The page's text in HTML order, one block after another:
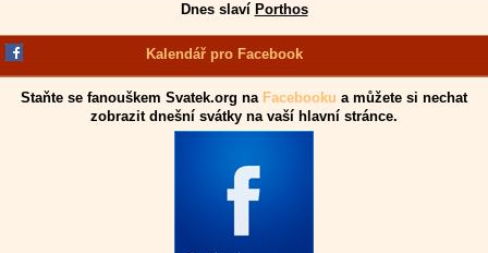
Dnes slaví Porthos
Kalendář pro Facebook
Staňte se fanouškem Svatek.org na Facebooku a můžete si nechat
zobrazit dnešní svátky na vaší hlavní stránce.